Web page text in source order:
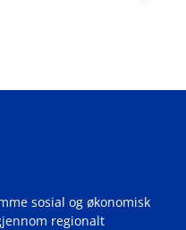
sosial og økonomisk
regionalt